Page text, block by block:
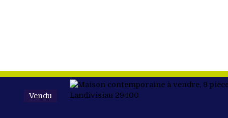
Vendu